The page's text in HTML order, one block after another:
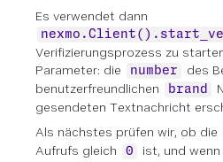
Es verwendet dann
Verifizierungsprozess zu
Parameter: die
number
des
benutzerfreundlichen
brand
gesendeten Textnachricht
Als nächstes prüfen wir, ob die
Aufrufs gleich
0
ist, und